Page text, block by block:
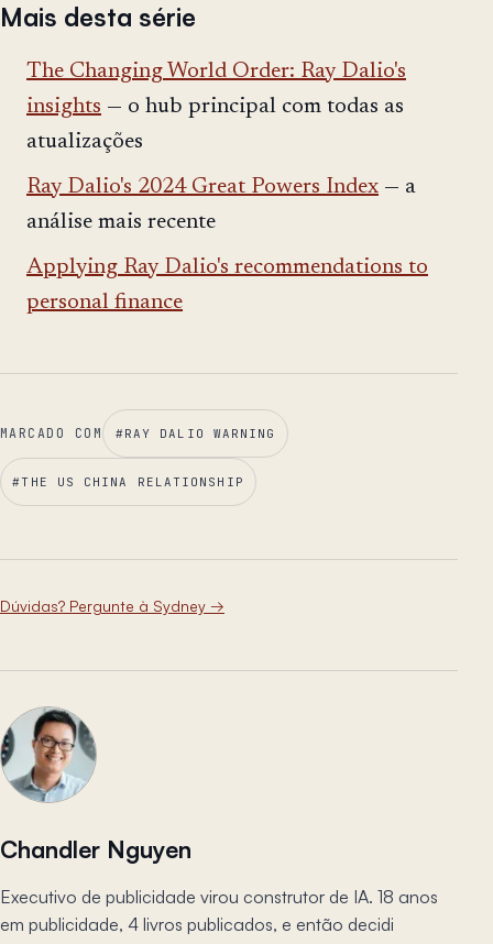
Mais desta série
The Changing World Order: Ray Dalio's
insights — o hub principal com todas as
atualizações
Ray Dalio's 2024 Great Powers Index — a
análise mais recente
Applying Ray Dalio's recommendations to
personal finance
MARCADO COM #RAY DALIO WARNING
#THE US CHINA RELATIONSHIP
Dúvidas? Pergunte à Sydney →
Chandler Nguyen
Executivo de publicidade virou construtor de IA. 18 anos
em publicidade, 4 livros publicados, e então decidi